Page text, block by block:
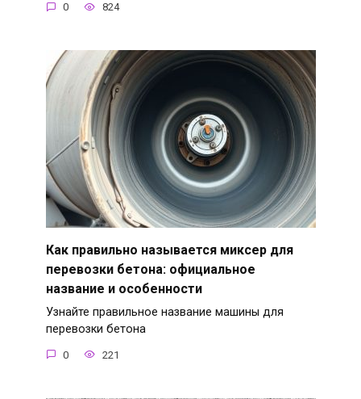
0 824
Как правильно называется миксер для
перевозки бетона: официальное
название и особенности
Узнайте правильное название машины для
перевозки бетона
0 221